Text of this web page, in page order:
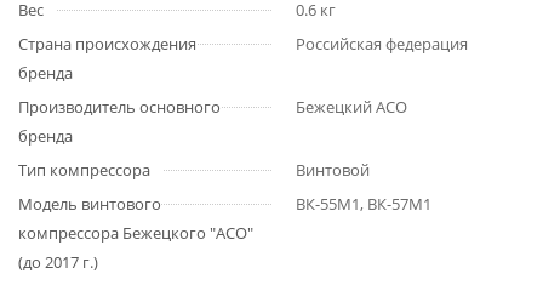
Вес
0.6 кг
Страна происхождения
бренда
Российская федерация
Производитель основного
бренда
Бежецкий АСО
Тип компрессора
Винтовой
Модель винтового
компрессора Бежецкого "АСО"
(до 2017 г.)
ВК-55М1, ВК-57М1